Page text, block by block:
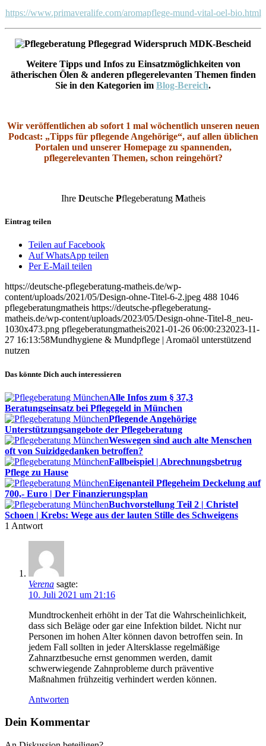
https://www.primaveralife.com/aromapflege-mund-vital-oel-bio.html
Weitere Tipps und Infos zu Einsatzmöglichkeiten von
ätherischen Ölen & anderen pflegerelevanten Themen finden
Sie in den Kategorien im Blog-Bereich.
Wir veröffentlichen ab sofort 1 mal wöchentlich unseren neuen
Podcast: „Tipps für pflegende Angehörige“, auf allen üblichen
Portalen und unserer Homepage zu spannenden,
pflegerelevanten Themen, schon reingehört?
Ihre Deutsche Pflegeberatung Matheis
Eintrag teilen
Teilen auf Facebook
Auf WhatsApp teilen
Per E-Mail teilen
https://deutsche-pflegeberatung-matheis.de/wp-
content/uploads/2021/05/Design-ohne-Titel-6-2.jpeg 488 1046
pflegeberatungmatheis https://deutsche-pflegeberatung-
matheis.de/wp-content/uploads/2023/05/Design-ohne-Titel-8_neu-
1030x473.png pflegeberatungmatheis2021-01-26 06:00:232023-11-
27 16:13:58Mundhygiene & Mundpflege | Aromaöl unterstützend
nutzen
Das könnte Dich auch interessieren
Alle Infos zum § 37,3
Beratungseinsatz bei Pflegegeld in München
Pflegende Angehörige
Unterstützungsangebote der Pflegeberatung
Weswegen sind auch alte Menschen
oft von Suizidgedanken betroffen?
Fallbeispiel | Abrechnungsbetrug
Pflege zu Hause
Eigenanteil Pflegeheim Deckelung auf
700,- Euro | Der Finanzierungsplan
Buchvorstellung Teil 2 | Christel
Schoen | Krebs: Wege aus der lauten Stille des Schweigens
1 Antwort
Verena sagte:
10. Juli 2021 um 21:16
Mundtrockenheit erhöht in der Tat die Wahrscheinlichkeit,
dass sich Beläge oder gar eine Infektion bildet. Nicht nur
Personen im hohen Alter können davon betroffen sein. In
jedem Fall sollten in jeder Altersklasse regelmäßige
Zahnarztbesuche ernst genommen werden, damit
schwerwiegende Zahnprobleme durch präventive
Maßnahmen frühzeitig verhindert werden können.
Antworten
Dein Kommentar